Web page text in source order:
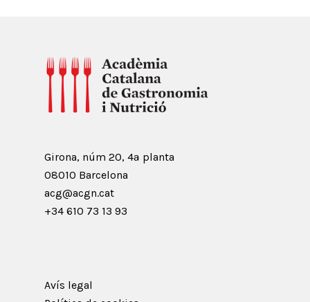
Girona, núm 20, 4ª planta
08010 Barcelona
acg@acgn.cat
+34 610 73 13 93
Avís legal